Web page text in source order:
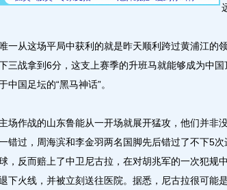
从这场平局中获利的就是昨天顺利跨过黄浦江的
三战拿到6分，这支上赛季的升班马就能够成为中
中国足坛的“黑马神话”。
作战的山东鲁能从一开场就展开猛攻，他们并非
错过，周海滨和李金羽两名国脚先后错过了不下5
，反而赔上了中卫尼古拉，在对胡兆军的一次犯规
下火线，并被立刻送往医院。据悉，尼古拉很可能